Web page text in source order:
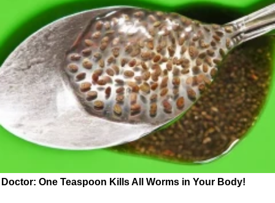
Doctor: One Teaspoon Kills All Worms in Your Body!